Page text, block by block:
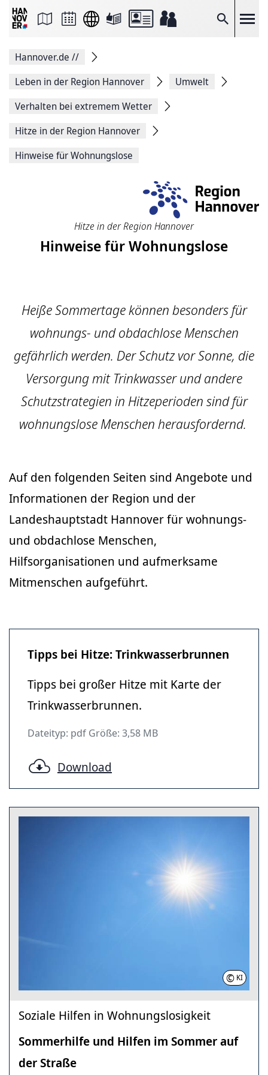
Suche
Seite
Facebook
teilen
Seitenlink
Seite
Hannover.de //
Leben in der Region Hannover
Umwelt
Verhalten bei extremem Wetter
Hitze in der Region Hannover
Hinweise für Wohnungslose
Hitze in der Region Hannover
Hinweise für Wohnungslose
Heiße Sommertage können besonders für
wohnungs- und obdachlose Menschen
gefährlich werden. Der Schutz vor Sonne, die
Versorgung mit Trinkwasser und andere
Schutzstrategien in Hitzeperioden sind für
wohnungslose Menschen herausfordernd.
Auf den folgenden Seiten sind Angebote und
Informationen der Region und der
Landeshauptstadt Hannover für wohnungs-
und obdachlose Menschen,
Hilfsorganisationen und aufmerksame
Mitmenschen aufgeführt.
Tipps bei Hitze: Trinkwasserbrunnen
Tipps bei großer Hitze mit Karte der
Trinkwasserbrunnen.
Dateityp: pdf Größe: 3,58 MB
Download
© KI
Soziale Hilfen in Wohnungslosigkeit
Sommerhilfe und Hilfen im Sommer auf
der Straße